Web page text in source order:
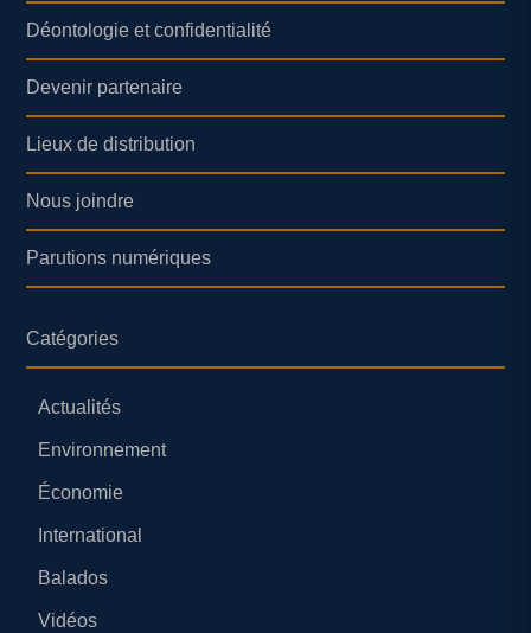
Déontologie et confidentialité
Devenir partenaire
Lieux de distribution
Nous joindre
Parutions numériques
Catégories
Actualités
Environnement
Économie
International
Balados
Vidéos